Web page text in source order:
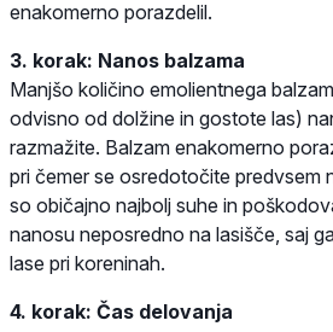
enakomerno porazdelil.
3. korak: Nanos balzama
Manjšo količino emolientnega
odvisno od dolžine in gostote las)
razmažite. Balzam enakomerno
pri čemer se osredotočite predvsem
so običajno najbolj suhe in
nanosu neposredno na lasišče, saj
lase pri koreninah.
4. korak: Čas delovanja